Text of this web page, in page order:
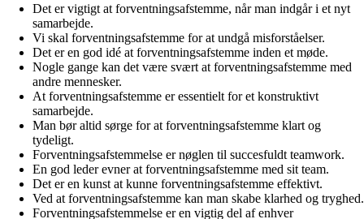
Det er vigtigt at forventningsafstemme, når man indgår i et nyt
samarbejde.
Vi skal forventningsafstemme for at undgå misforståelser.
Det er en god idé at forventningsafstemme inden et møde.
Nogle gange kan det være svært at forventningsafstemme med
andre mennesker.
At forventningsafstemme er essentielt for et konstruktivt
samarbejde.
Man bør altid sørge for at forventningsafstemme klart og
tydeligt.
Forventningsafstemmelse er nøglen til succesfuldt teamwork.
En god leder evner at forventningsafstemme med sit team.
Det er en kunst at kunne forventningsafstemme effektivt.
Ved at forventningsafstemme kan man skabe klarhed og tryghed.
Forventningsafstemmelse er en vigtig del af enhver